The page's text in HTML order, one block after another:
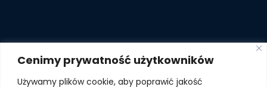
Cenimy prywatność użytkowników
Używamy plików cookie, aby poprawić jakość